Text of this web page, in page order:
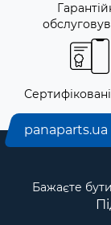
panaparts.ua
Бажаєте